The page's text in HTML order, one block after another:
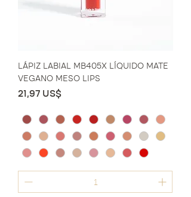
LÁPIZ LABIAL MB405X LÍQUIDO MATE
VEGANO MESO LIPS
Precio
21,97 US$